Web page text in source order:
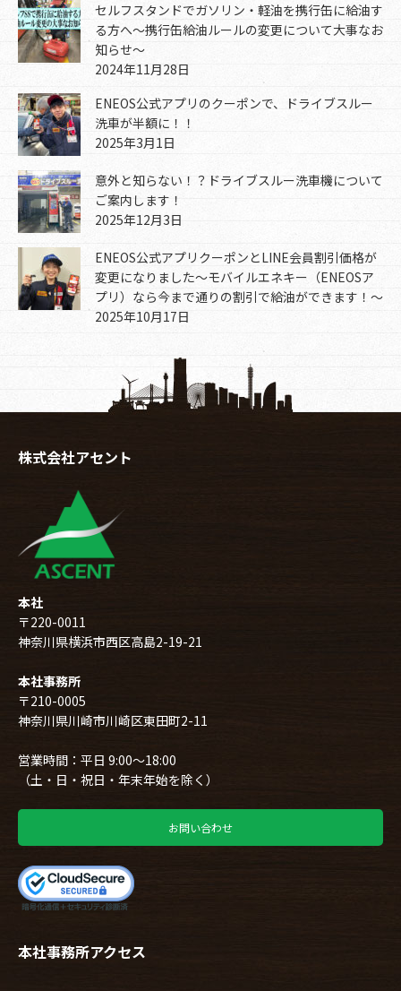
セルフスタンドでガソリン・軽油を携行缶に給油す
る方へ～携行缶給油ルールの変更について大事なお
知らせ～
2024年11月28日
ENEOS公式アプリのクーポンで、ドライブスルー
洗車が半額に！！
2025年3月1日
意外と知らない！？ドライブスルー洗車機について
ご案内します！
2025年12月3日
ENEOS公式アプリクーポンとLINE会員割引価格が
変更になりました～モバイルエネキー（ENEOSア
プリ）なら今まで通りの割引で給油ができます！～
2025年10月17日
株式会社アセント
本社
〒220-0011
神奈川県横浜市西区高島2-19-21
本社事務所
〒210-0005
神奈川県川崎市川崎区東田町2-11
営業時間：平日 9:00～18:00
（土・日・祝日・年末年始を除く）
お問い合わせ
本社事務所アクセス